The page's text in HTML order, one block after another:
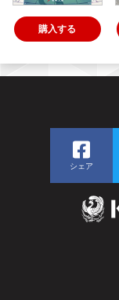
購入する
シェア